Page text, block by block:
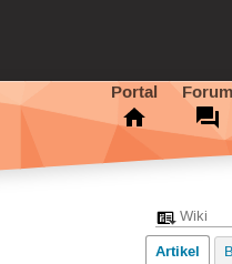
Portal Forum
Artikel